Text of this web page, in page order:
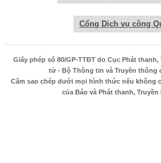
Cổng Dịch vụ công
Giấy phép số 80/GP-TTĐT do Cục Phát
tử - Bộ Thông tin và Truyền thông
Cấm sao chép dưới mọi hình thức nếu không
của Báo và Phát thanh,